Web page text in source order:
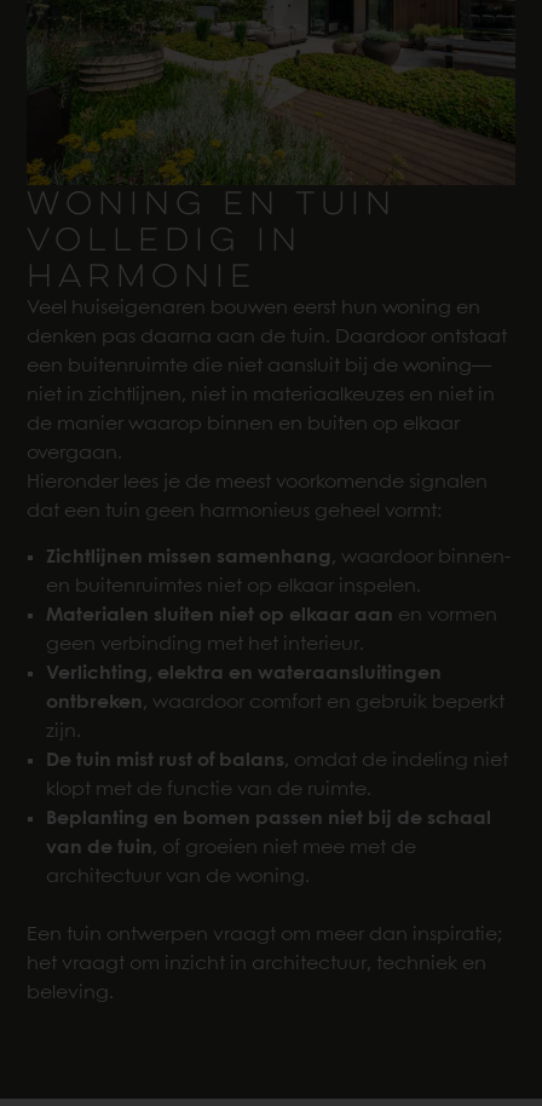
WONING EN TUIN
VOLLEDIG IN
HARMONIE
Veel huiseigenaren bouwen eerst hun woning en
denken pas daarna aan de tuin. Daardoor ontstaat
een buitenruimte die niet aansluit bij de woning—
niet in zichtlijnen, niet in materiaalkeuzes en niet in
de manier waarop binnen en buiten op elkaar
overgaan.
Hieronder lees je de meest voorkomende signalen
dat een tuin geen harmonieus geheel vormt:
Zichtlijnen missen samenhang , waardoor binnen-
en buitenruimtes niet op elkaar inspelen.
Materialen sluiten niet op elkaar aan en vormen
geen verbinding met het interieur.
Verlichting, elektra en wateraansluitingen
ontbreken, waardoor comfort en gebruik beperkt
zijn.
De tuin mist rust of balans, omdat de indeling niet
klopt met de functie van de ruimte.
Beplanting en bomen passen niet bij de schaal
van de tuin, of groeien niet mee met de
architectuur van de woning.
Een tuin ontwerpen vraagt om meer dan inspiratie;
het vraagt om inzicht in architectuur, techniek en
beleving.